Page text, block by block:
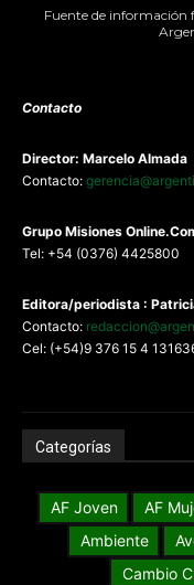
Fuente de información
Contacto
Director: Marcelo Almada
Contacto:
Grupo Misiones
Tel: +54 (0376) 4425800
Editora/periodista :
Contacto:
Cel: (+54)9 376 15 4
Categorías
AF Joven AF
Ambiente
Cambio